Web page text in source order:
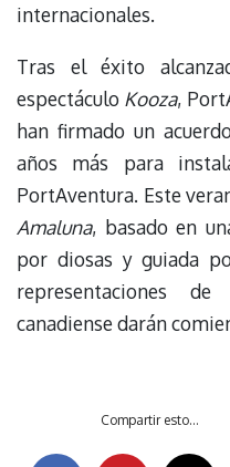
internacionales.
Tras el éxito
espectáculo Kooza,
han firmado un
años más para
PortAventura. Este
Amaluna, basado en
por diosas y guiada
representaciones
canadiense darán
Compartir esto...